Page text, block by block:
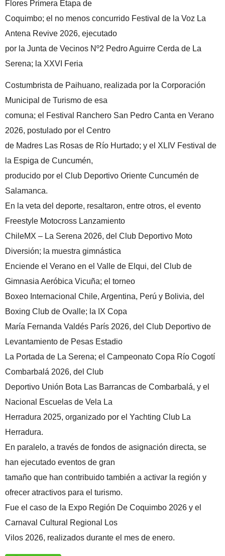
Flores Primera Etapa de
Coquimbo; el no menos concurrido Festival de la Voz La
Antena Revive 2026, ejecutado
por la Junta de Vecinos Nº2 Pedro Aguirre Cerda de La
Serena; la XXVI Feria
Costumbrista de Paihuano, realizada por la Corporación
Municipal de Turismo de esa
comuna; el Festival Ranchero San Pedro Canta en Verano
2026, postulado por el Centro
de Madres Las Rosas de Río Hurtado; y el XLIV Festival de
la Espiga de Cuncumén,
producido por el Club Deportivo Oriente Cuncumén de
Salamanca.
En la veta del deporte, resaltaron, entre otros, el evento
Freestyle Motocross Lanzamiento
ChileMX – La Serena 2026, del Club Deportivo Moto
Diversión; la muestra gimnástica
Enciende el Verano en el Valle de Elqui, del Club de
Gimnasia Aeróbica Vicuña; el torneo
Boxeo Internacional Chile, Argentina, Perú y Bolivia, del
Boxing Club de Ovalle; la IX Copa
María Fernanda Valdés París 2026, del Club Deportivo de
Levantamiento de Pesas Estadio
La Portada de La Serena; el Campeonato Copa Río Cogotí
Combarbalá 2026, del Club
Deportivo Unión Bota Las Barrancas de Combarbalá, y el
Nacional Escuelas de Vela La
Herradura 2025, organizado por el Yachting Club La
Herradura.
En paralelo, a través de fondos de asignación directa, se
han ejecutado eventos de gran
tamaño que han contribuido también a activar la región y
ofrecer atractivos para el turismo.
Fue el caso de la Expo Región De Coquimbo 2026 y el
Carnaval Cultural Regional Los
Vilos 2026, realizados durante el mes de enero.